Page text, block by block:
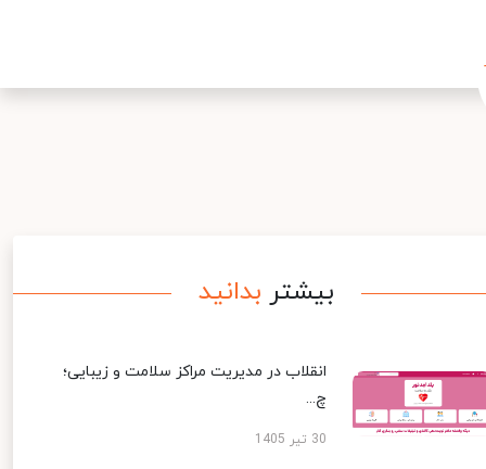
بیشتر بدانید
انقلاب در مدیریت مراکز سلامت و زیبایی؛
چ...
30 تیر 1405